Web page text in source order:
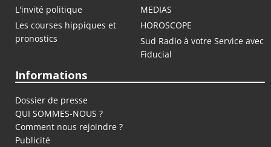
L'invité politique
MEDIAS
Les courses hippiques et
pronostics
HOROSCOPE
Sud Radio à votre Service avec
Fiducial
Informations
Dossier de presse
QUI SOMMES-NOUS ?
Comment nous rejoindre ?
Publicité